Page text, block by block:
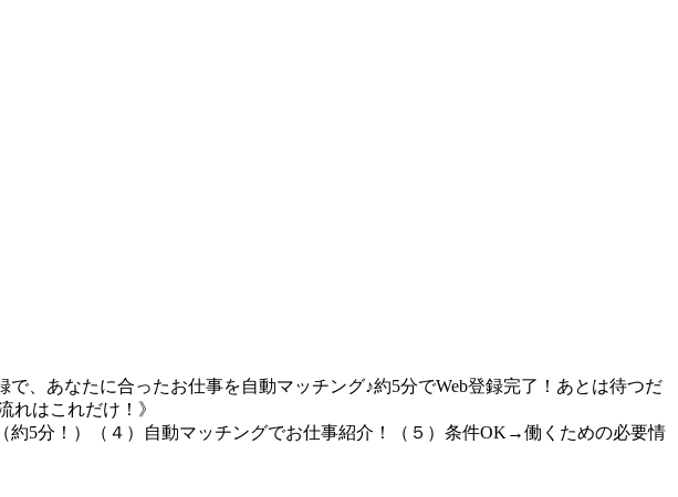
、あなたに合ったお仕事を自動マッチング♪約5分でWeb登録完了！あとは待つだ
はこれだけ！》
約5分！）（４）自動マッチングでお仕事紹介！（５）条件OK→働くための必要情